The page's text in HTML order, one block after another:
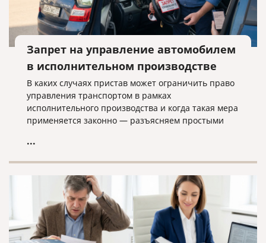
Запрет на управление автомобилем
в исполнительном производстве
В каких случаях пристав может ограничить право
управления транспортом в рамках
исполнительного производства и когда такая мера
применяется законно — разъясняем простыми
...